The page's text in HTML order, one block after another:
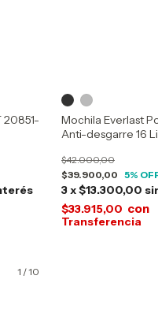
20851-
Mochila Everlast
Anti-desgarre 16
$39.900,00
$42.000,00
5%
3x$13.300,00
$33.915,00 con
1 /10